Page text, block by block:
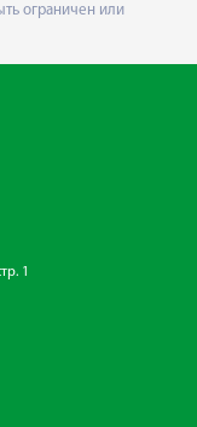
ограничен или
1